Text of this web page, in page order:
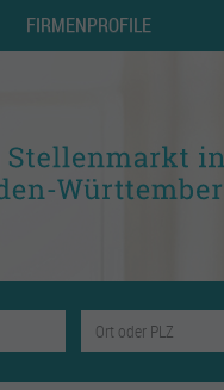
FIRMENPROFILE